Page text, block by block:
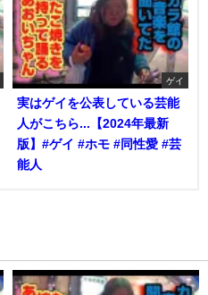
ゲイ
実はゲイを公表している芸能
人がこちら...【2024年最新
版】#ゲイ #ホモ #同性愛 #芸
能人